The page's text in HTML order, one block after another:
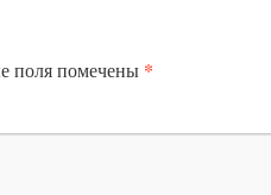
поля помечены *